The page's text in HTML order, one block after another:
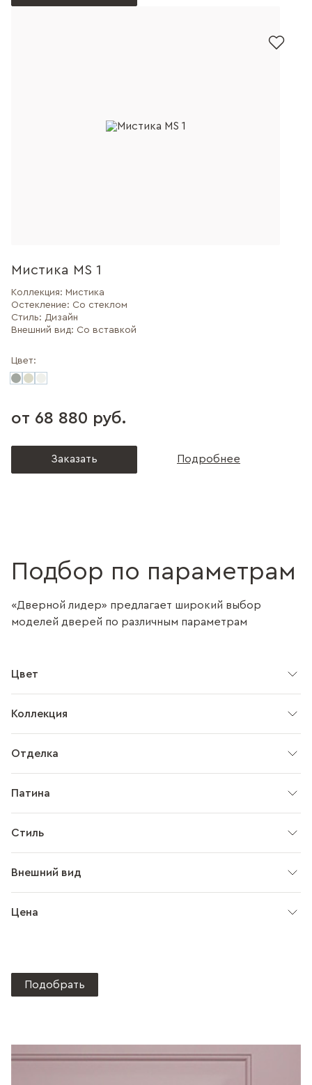
Мистика MS 1
Коллекция: Мистика
Остекление: Со стеклом
Стиль: Дизайн
Внешний вид: Со вставкой
Цвет:
от 68 880 руб.
Заказать Подробнее
Подбор по параметрам
«Дверной лидер» предлагает широкий выбор
моделей дверей по различным параметрам
Цвет
Коллекция
Отделка
Патина
Стиль
Внешний вид
Цена
Подобрать